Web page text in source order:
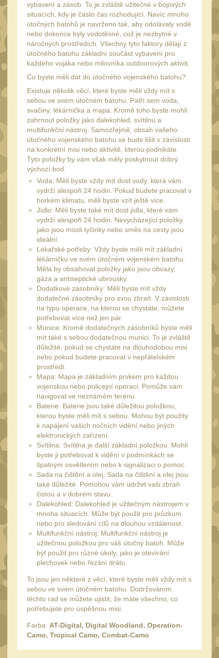
UTG 45
Accushot
Accushot Tactical9
Accushot Precision 3
Hunter6
BugBuster
Kolimátory16
Schmidt&Bender
Delta Optical2
Sightmark 19
Vector Optics 5
ČIŠTĚNÍ A ÚDRŽBA(65)
Čištění
AR1514
AK47 10
.223 (5.56mm)9
.243 .260 (6.5mm)7
.270 .280 (7mm) 8
.30 .308 (7.62mm) 10
12GA, 20GA14
.40 .41
.44 .45
.357 .38 (9mm)11
1911 8
Náradie a nástroje 33
AR15 19
AK479
.223 (5.56mm)
.243 .260 (6.5mm)7
.270 .280 (7mm)7
.30 .308 (7.62mm)
.40 .41 6
.44 .45 6
.357 .38 (9mm)
1911
vybavení a zásob. To je zvláště užitečné v bojových
situacích, kdy je často čas rozhodující. Navíc mnoho
útočných batohů je navrženo tak, aby odolávaly vodě
nebo dokonce byly vodotěsné, což je nezbytné v
náročných prostředích. Všechny tyto faktory dělají z
útočného batohu základní součást vybavení pro
každého vojáka nebo milovníka outdoorových aktivit.
Co byste měli dát do útočného vojenského batohu?
Existuje několik věcí, které byste měli vždy mít s
sebou ve svém útočném batohu. Patří sem voda,
svačiny, lékárnička a mapa. Kromě toho byste mohli
zahrnout položky jako dalekohled, svítilnu a
multifunkční nástroj. Samozřejmě, obsah vašeho
útočného vojenského batohu se bude lišit v závislosti
na konkrétní misi nebo aktivitě, kterou podnikáte.
Tyto položky by vám však měly poskytnout dobrý
výchozí bod.
Voda: Měli byste vždy mít dost vody, která vám
vydrží alespoň 24 hodin. Pokud budete pracovat v
horkém klimatu, měli byste vzít ještě více.
Jídlo: Měli byste také mít dost jídla, které vám
vydrží alespoň 24 hodin. Nevycházející položky
jako jsou müsli tyčinky nebo směs na cesty jsou
ideální.
Lékařské potřeby: Vždy byste měli mít základní
lékárničku ve svém útočném vojenském batohu.
Měla by obsahovat položky jako jsou obvazy,
gáza a antiseptické ubrousky.
Dodatkové zásobníky: Měli byste mít vždy
dodatečné zásobníky pro svou zbraň. V závislosti
na typu operace, na kterou se chystáte, můžete
potřebovat více než jen pár.
Munice: Kromě dodatečných zásobníků byste měli
mít také s sebou dodatečnou munici. To je zvláště
důležité, pokud se chystáte na dlouhodobou misi
nebo pokud budete pracovat v nepřátelském
prostředí.
Mapa: Mapa je základním prvkem pro každou
vojenskou nebo policejní operaci. Pomůže vám
navigovat ve neznámém terénu.
Baterie: Baterie jsou také důležitou položkou,
kterou byste měli mít s sebou. Mohou být použity
k napájení vašich nočních vidění nebo jiných
elektronických zařízení.
Svítilna: Svítilna je další základní položkou. Mohli
byste ji potřebovat k vidění v podmínkách se
špatným osvětlením nebo k signalizaci o pomoc.
Sada na čištění a olej: Sada na čištění a olej jsou
také důležité. Pomohou vám udržet vaši zbraň
čistou a v dobrém stavu.
Dalekohled: Dalekohled je užitečným nástrojem v
mnoha situacích. Může být použit pro průzkum
nebo pro sledování cílů na dlouhou vzdálenost.
Multifunkční nástroj: Multifunkční nástroj je
užitečnou položkou pro váš útočný batoh. Může
být použit pro různé úkoly, jako je otevírání
plechovek nebo řezání drátu.
To jsou jen některé z věcí, které byste měli vždy mít s
sebou ve svém útočném batohu. Dodržováním
těchto rad se můžete ujistit, že máte všechno, co
potřebujete pro úspěšnou misi.
Farba: AT-Digital, Digital Woodland, Operation-
Camo, Tropical Camo, Combat-Camo